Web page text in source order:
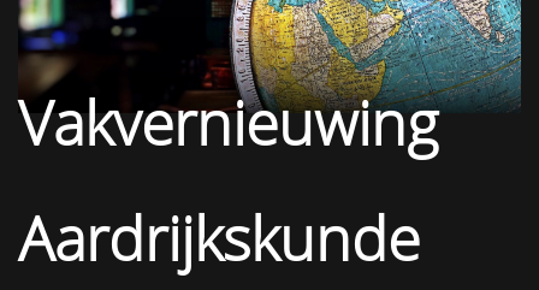
Vakvernieuwing
Aardrijkskunde